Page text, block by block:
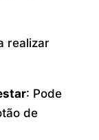
realizar
: Pode
de